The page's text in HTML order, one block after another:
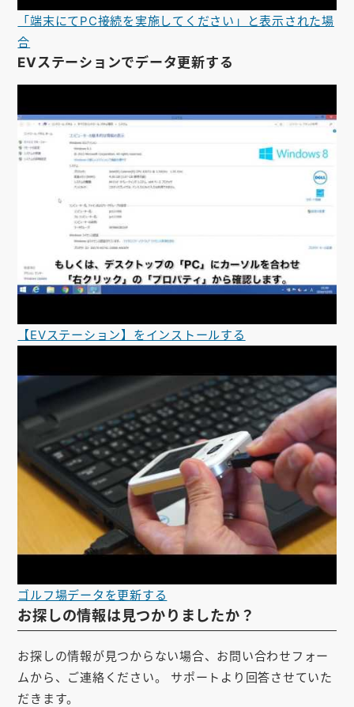
「端末にてPC接続を実施してください」と表示された場
合
EVステーションでデータ更新する
【EVステーション】をインストールする
ゴルフ場データを更新する
お探しの情報は見つかりましたか？
お探しの情報が見つからない場合、お問い合わせフォー
ムから、ご連絡ください。 サポートより回答させていた
だきます。